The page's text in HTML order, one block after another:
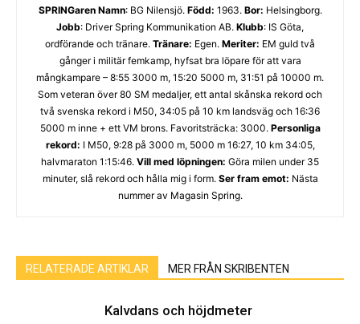
SPRINGaren Namn: BG Nilensjö. Född: 1963. Bor: Helsingborg.
Jobb: Driver Spring Kommunikation AB. Klubb: IS Göta,
ordförande och tränare. Tränare: Egen. Meriter: EM guld två
gånger i militär femkamp, hyfsat bra löpare för att vara
mångkampare – 8:55 3000 m, 15:20 5000 m, 31:51 på 10000 m.
Som veteran över 80 SM medaljer, ett antal skånska rekord och
två svenska rekord i M50, 34:05 på 10 km landsväg och 16:36
5000 m inne + ett VM brons. Favoritsträcka: 3000. Personliga
rekord: I M50, 9:28 på 3000 m, 5000 m 16:27, 10 km 34:05,
halvmaraton 1:15:46. Vill med löpningen: Göra milen under 35
minuter, slå rekord och hålla mig i form. Ser fram emot: Nästa
nummer av Magasin Spring.
RELATERADE ARTIKLAR MER FRÅN SKRIBENTEN
Kalvdans och höjdmeter